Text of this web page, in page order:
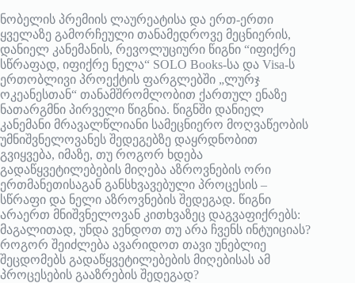
იფიქრე
ნელა
ნობელის პრემიის ლაურეატისა და ერთ-ერთი
ყველაზე გამორჩეული თანამედროვე მეცნიერის,
დანიელ კანემანის, რევოლუციური წიგნი “იფიქრე
სწრაფად, იფიქრე ნელა“ SOLO Books-სა და Visa-ს
ერთობლივი პროექტის ფარგლებში „ლურჯ
ოკეანესთან“ თანამშრომლობით ქართულ ენაზე
ნათარგმნი პირველი წიგნია. წიგნში დანიელ
კანემანი მრავალწლიანი სამეცნიერო მოღვაწეობის
უმნიშვნელოვანეს შედეგებზე დაყრდნობით
გვიყვება, იმაზე, თუ როგორ ხდება
გადაწყვეტილებების მიღება აზროვნების ორი
ერთმანეთისაგან განსხვავებული პროცესის –
სწრაფი და ნელი აზროვნების შედეგად. წიგნი
არაერთ მნიშვნელოვან კითხვაზეც დაგვაფიქრებს:
მაგალითად, უნდა ვენდოთ თუ არა ჩვენს ინტუიციას?
როგორ შეიძლება ავარიდოთ თავი უნებლიე
შეცდომებს გადაწყვეტილებების მიღებისას ამ
პროცესების გააზრების შედეგად?